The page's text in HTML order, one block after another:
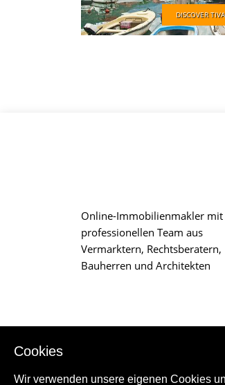
DISCOVER
Online-Immobilienmakler mit
professionellen Team aus
Vermarktern, Rechtsberatern,
Bauherren und Architekten
Cookies
Wir verwenden unsere eigenen Cookies